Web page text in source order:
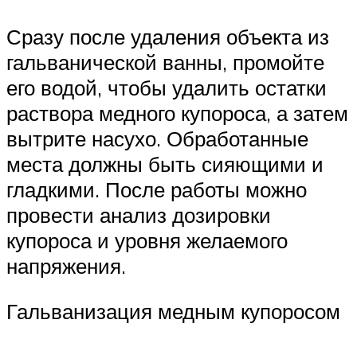
Сразу после удаления объекта из
гальванической ванны, промойте
его водой, чтобы удалить остатки
раствора медного купороса, а затем
вытрите насухо. Обработанные
места должны быть сияющими и
гладкими. После работы можно
провести анализ дозировки
купороса и уровня желаемого
напряжения.
Гальванизация медным купоросом